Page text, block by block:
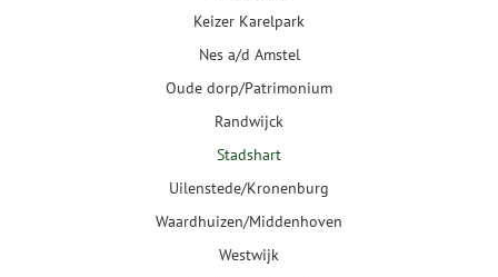
Keizer Karelpark
Nes a/d Amstel
Oude dorp/Patrimonium
Randwijck
Stadshart
Uilenstede/Kronenburg
Waardhuizen/Middenhoven
Westwijk